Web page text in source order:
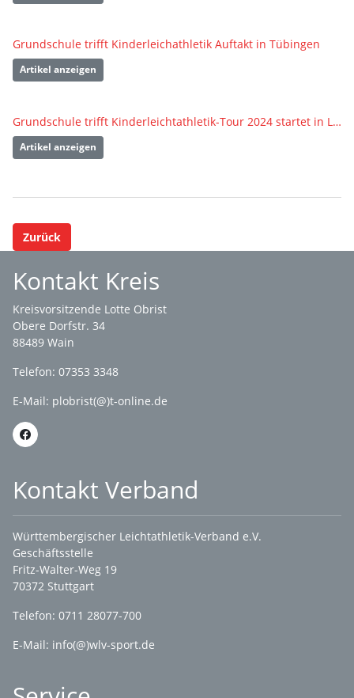
Grundschule trifft Kinderleichathletik Auftakt in Tübingen
Artikel anzeigen
Grundschule trifft Kinderleichtathletik-Tour 2024 startet in Laupheim
Artikel anzeigen
Zurück
Kontakt Kreis
Kreisvorsitzende Lotte Obrist
Obere Dorfstr. 34
88489 Wain
Telefon: 07353 3348
E-Mail: plobrist(@)t-online.de
Kontakt Verband
Württembergischer Leichtathletik-Verband e.V.
Geschäftsstelle
Fritz-Walter-Weg 19
70372 Stuttgart
Telefon: 0711 28077-700
E-Mail: info(@)wlv-sport.de